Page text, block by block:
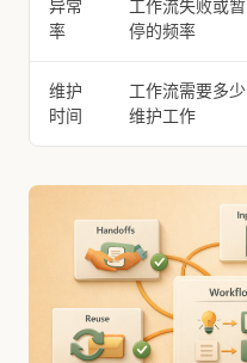
异常
率
工作流失败或暂
停的频率
维护
时间
工作流需要多少
维护工作